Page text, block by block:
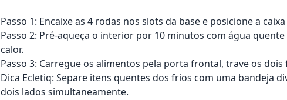
Passo 1: Encaixe as 4 rodas nos slots da base e posicione a
Passo 2: Pré-aqueça o interior por 10 minutos com água
calor.
Passo 3: Carregue os alimentos pela porta frontal, trave os
Dica Ecletiq: Separe itens quentes dos frios com uma
dois lados simultaneamente.
Adicionar ao carrinho